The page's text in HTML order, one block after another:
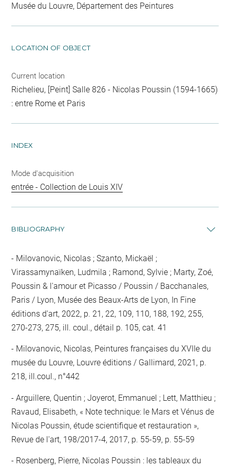
Musée du Louvre, Département des Peintures
LOCATION OF OBJECT
Current location
Richelieu, [Peint] Salle 826 - Nicolas Poussin (1594-1665)
: entre Rome et Paris
INDEX
Mode d'acquisition
entrée - Collection de Louis XIV
BIBLIOGRAPHY
Milovanovic, Nicolas ; Szanto, Mickaël ;
Virassamynaïken, Ludmila ; Ramond, Sylvie ; Marty, Zoé,
Poussin & l'amour et Picasso / Poussin / Bacchanales,
Paris / Lyon, Musée des Beaux-Arts de Lyon, In Fine
éditions d'art, 2022, p. 21, 22, 109, 110, 188, 192, 255,
270-273, 275, ill. coul., détail p. 105, cat. 41
Milovanovic, Nicolas, Peintures françaises du XVIIe du
musée du Louvre, Louvre éditions / Gallimard, 2021, p.
218, ill.coul., n°442
Arguillere, Quentin ; Joyerot, Emmanuel ; Lett, Matthieu ;
Ravaud, Elisabeth, « Note technique: le Mars et Vénus de
Nicolas Poussin, étude scientifique et restauration »,
Revue de l'art, 198/2017-4, 2017, p. 55-59, p. 55-59
Rosenberg, Pierre, Nicolas Poussin : les tableaux du